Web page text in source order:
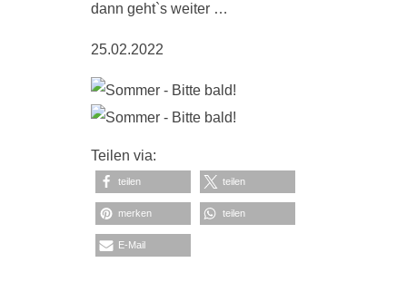
dann geht`s weiter …
25.02.2022
Teilen via:
teilen teilen
merken teilen
E-Mail